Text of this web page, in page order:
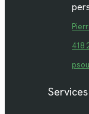
418